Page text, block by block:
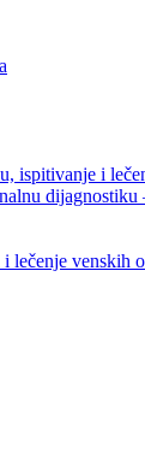
i
dijagnostiku
lečenje venskih